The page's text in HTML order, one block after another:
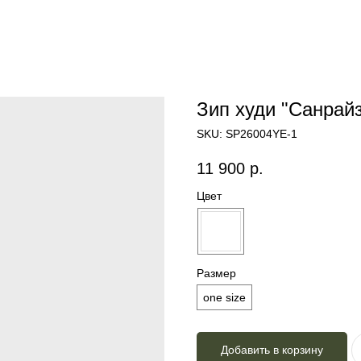
Зип худи
SKU: SP26004YE-1
11 900 р.
Цвет
Размер
one size
Добавить в корзину